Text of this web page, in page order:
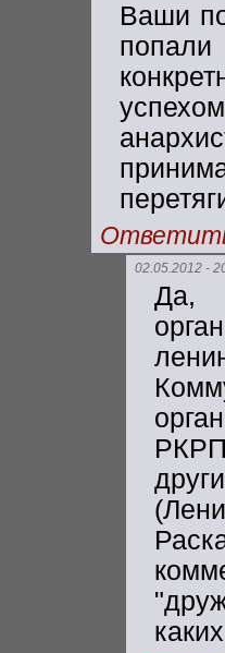
Ваши
02.05.2012 -
Да,